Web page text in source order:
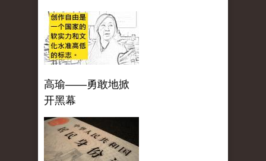
高瑜——勇敢地掀
开黑幕